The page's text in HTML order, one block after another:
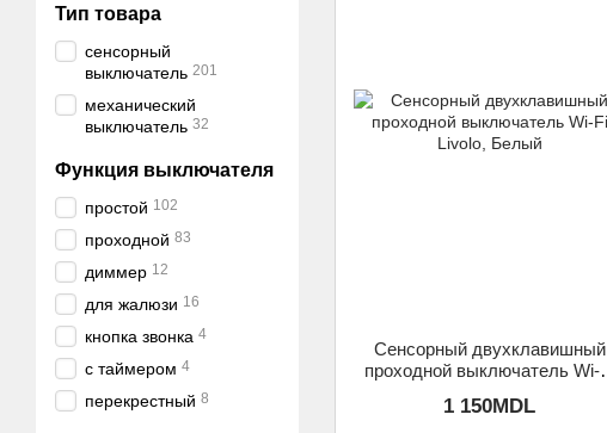
Сенсорный двухклавишный
проходной выключатель Wi-
1 150MDL
Тип товара
сенсорный
выключатель 201
механический
выключатель 32
Функция выключателя
простой 102
проходной 83
диммер 12
для жалюзи 16
кнопка звонка 4
с таймером 4
перекрестный 8